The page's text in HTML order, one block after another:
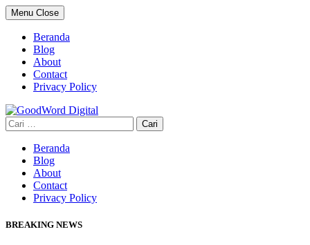
Skip
to
content
Menu Close
Beranda
Blog
About
Contact
Privacy Policy
Cari
untuk:
Beranda
Blog
About
Contact
Privacy Policy
BREAKING NEWS